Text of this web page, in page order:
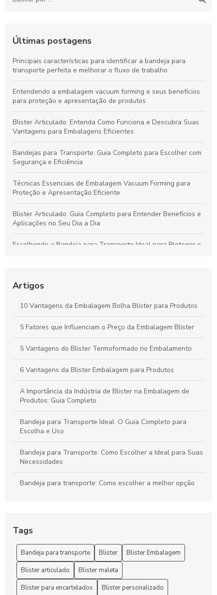
Últimas postagens
Principais características para identificar a bandeja para
transporte perfeita e melhorar o fluxo de trabalho
Entendendo a embalagem vacuum forming e seus benefícios
para proteção e apresentação de produtos
Blister Articulado: Entenda Como Funciona e Descubra Suas
Vantagens para Embalagens Eficientes
Bandejas para Transporte: Guia Completo para Escolher com
Segurança e Eficiência
Técnicas Essenciais de Embalagem Vacuum Forming para
Proteção e Apresentação Eficiente
Blister Articulado: Guia Completo para Entender Benefícios e
Aplicações no Seu Dia a Dia
Escolhendo a Bandeja para Transporte Ideal para Proteger e
Minimizar Desperdícios
Blisters Articulados: Funcionalidade, Benefícios e Principais
Aplicações
Bandejas para Transporte: Como Escolher a Opção Ideal para
Suas Necessidades
Artigos
10 Vantagens da Embalagem Bolha Blister para Produtos
5 Fatores que Influenciam o Preço da Embalagem Blister
5 Vantagens do Blister Termoformado no Embalamento
6 Vantagens da Blister Embalagem para Produtos
A Importância da Indústria de Blister na Embalagem de
Produtos: Guia Completo
Bandeja para Transporte Ideal: O Guia Completo para
Escolha e Uso
Bandeja para Transporte: Como Escolher a Ideal para Suas
Necessidades
Bandeja para transporte: Como escolher a melhor opção
Bandejas para Transporte: Como Escolher a Opção Ideal
para Suas Necessidades
Bandejas para Transporte: Guia Completo para Escolher
com Segurança e Eficiência
Tags
Bandeja para transporte Blister
Blister Embalagem
Blister articulado
Blister maleta
Blister para encartelados
Blister personalizado